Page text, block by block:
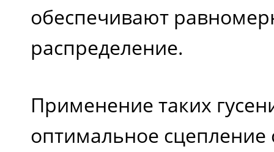
обеспечивают
распределение.
Применение таких
оптимальное сцепление